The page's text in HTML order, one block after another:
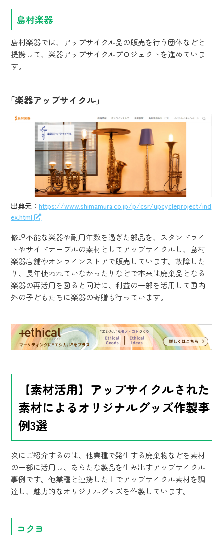
島村楽器
島村楽器では、アップサイクル品の販売を行う団体などと
提携して、楽器アップサイクルプロジェクトを進めていま
す。
「楽器アップサイクル」
出典元：https://www.shimamura.co.jp/p/csr/upcycleproject/ind
ex.html
修理不能な楽器や耐用年数を過ぎた部品を、スタンドライ
トやサイドテーブルの素材としてアップサイクルし、島村
楽器店舗やオンラインストアで販売しています。故障した
り、長年使われていなかったりなどで本来は廃棄品となる
楽器の再活用を図ると同時に、利益の一部を活用して国内
外の子どもたちに楽器の寄贈も行っています。
【素材活用】アップサイクルされた
素材によるオリジナルグッズ作製事
例3選
次にご紹介するのは、他業種で発生する廃棄物などを素材
の一部に活用し、あらたな製品を生み出すアップサイクル
事例です。他業種と連携した上でアップサイクル素材を調
達し、魅力的なオリジナルグッズを作製しています。
コクヨ